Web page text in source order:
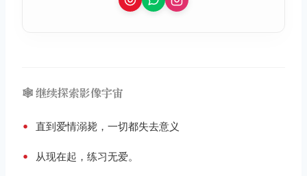
🕸️ 继续探索影像宇宙
• 直到爱情溺毙，一切都失去意义
• 从现在起，练习无爱。